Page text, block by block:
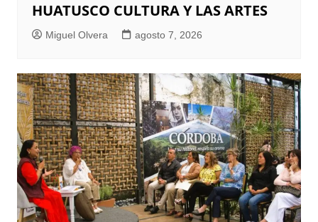
HUATUSCO CULTURA Y LAS ARTES
Miguel Olvera agosto 7, 2026